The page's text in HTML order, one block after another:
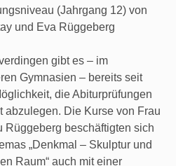
(Jahrgang 12) von
und Eva Rüggeberg
gibt es – im
Gymnasien – bereits seit
die Abiturprüfungen
abzulegen. Die Kurse von Frau
Rüggeberg beschäftigten sich
„Denkmal – Skulptur und
Raum“ auch mit einer